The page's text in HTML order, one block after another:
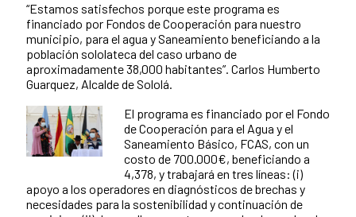
“Estamos satisfechos porque este programa es
financiado por Fondos de Cooperación para nuestro
municipio, para el agua y Saneamiento beneficiando a la
población sololateca del caso urbano de
aproximadamente 38,000 habitantes”. Carlos Humberto
Guarquez, Alcalde de Sololá.
El programa es financiado por el Fondo
de Cooperación para el Agua y el
Saneamiento Básico, FCAS, con un
costo de 700.000€, beneficiando a
4,378, y trabajará en tres líneas: (i)
apoyo a los operadores en diagnósticos de brechas y
necesidades para la sostenibilidad y continuación de